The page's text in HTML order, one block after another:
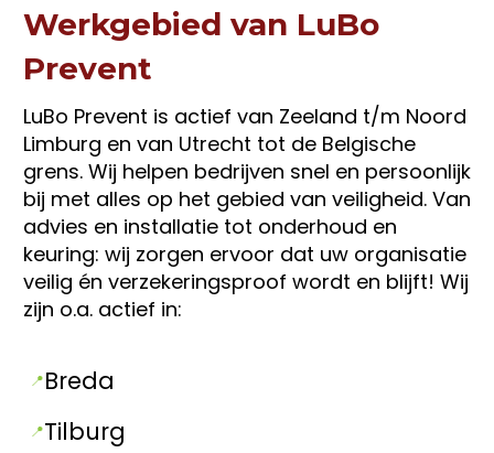
Werkgebied van LuBo
Prevent
LuBo Prevent is actief van Zeeland t/m Noord
Limburg en van Utrecht tot de Belgische
grens. Wij helpen bedrijven snel en persoonlijk
bij met alles op het gebied van veiligheid. Van
advies en installatie tot onderhoud en
keuring: wij zorgen ervoor dat uw organisatie
veilig én verzekeringsproof wordt en blijft! Wij
zijn o.a. actief in:
Breda
Tilburg